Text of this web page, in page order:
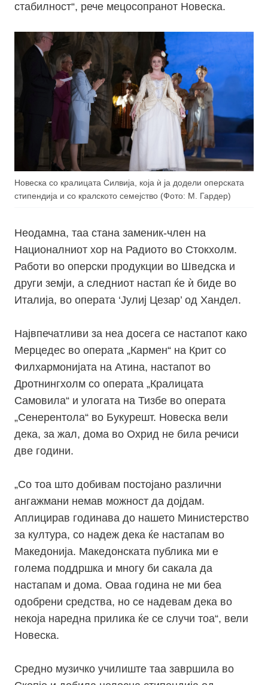
стабилност“, рече мецосопранот Новеска.
Новеска со кралицата Силвија, која ѝ ја додели оперската
стипендија и со кралското семејство (Фото: М. Гардер)
Неодамна, таа стана заменик-член на
Националниот хор на Радиото во Стокхолм.
Работи во оперски продукции во Шведска и
други земји, а следниот настап ќе ѝ биде во
Италија, во операта ‘Јулиј Цезар’ од Хандел.
Највпечатливи за неа досега се настапот како
Мерцедес во операта „Кармен“ на Крит со
Филхармонијата на Атина, настапот во
Дротнингхолм со операта „Кралицата
Самовила“ и улогата на Тизбе во операта
„Сенерентола“ во Букурешт. Новеска вели
дека, за жал, дома во Охрид не била речиси
две години.
„Со тоа што добивам постојано различни
ангажмани немав можност да дојдам.
Аплицирав годинава до нашето Министерство
за култура, со надеж дека ќе настапам во
Македонија. Македонската публика ми е
голема поддршка и многу би сакала да
настапам и дома. Оваа година не ми беа
одобрени средства, но се надевам дека во
некоја наредна прилика ќе се случи тоа“, вели
Новеска.
Средно музичко училиште таа завршила во